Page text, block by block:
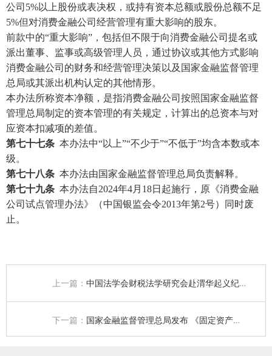
公司5%以上股份或表决权，或持有资本总额或股份总额不足
5%但对消费金融公司经营管理有重大影响的股东。
前款中的“重大影响”，包括但不限于向消费金融公司提名或
派出董事、监事或高级管理人员，通过协议或其他方式影响
消费金融公司的财务和经营管理决策以及国家金融监督管理
总局或其派出机构认定的其他情形。
本办法所称资本净额，是指消费金融公司按照国家金融监督
管理总局制定的资本管理的有关规定，计算出的总资本与对
应资本扣减项的差值。
第七十七条 本办法中“以上”“不少于”“不低于”均含本数或本
级。
第七十八条 本办法由国家金融监督管理总局负责解释。
第七十九条 本办法自2024年4月18日起施行，原《消费金融
公司试点管理办法》（中国银监会令2013年第2号）同时废
止。
上一篇： 中国法学会财税法学研究会赴渭华起义纪念馆开展红色教育活动
下一篇： 国家金融监督管理总局发布 《固定资产贷款管理办法》《流动资金贷款管理办法》《个人贷款管理办法》